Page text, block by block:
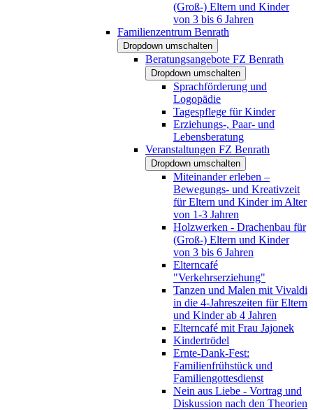
(Groß-) Eltern und Kinder
von 3 bis 6 Jahren
Familienzentrum Benrath
Dropdown umschalten
Beratungsangebote FZ Benrath
Dropdown umschalten
Sprachförderung und
Logopädie
Tagespflege für Kinder
Erziehungs-, Paar- und
Lebensberatung
Veranstaltungen FZ Benrath
Dropdown umschalten
Miteinander erleben –
Bewegungs- und Kreativzeit
für Eltern und Kinder im Alter
von 1-3 Jahren
Holzwerken - Drachenbau für
(Groß-) Eltern und Kinder
von 3 bis 6 Jahren
Elterncafé
"Verkehrserziehung"
Tanzen und Malen mit Vivaldi
in die 4-Jahreszeiten für Eltern
und Kinder ab 4 Jahren
Elterncafé mit Frau Jajonek
Kindertrödel
Ernte-Dank-Fest:
Familienfrühstück und
Familiengottesdienst
Nein aus Liebe - Vortrag und
Diskussion nach den Theorien